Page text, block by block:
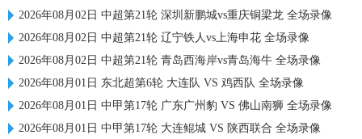
2026年08月02日 中超第21轮 深圳新鹏城vs重庆铜梁龙 全场录像
2026年08月02日 中超第21轮 辽宁铁人vs上海申花 全场录像
2026年08月02日 中超第21轮 青岛西海岸vs青岛海牛 全场录像
2026年08月01日 东北超第6轮 大连队 VS 鸡西队 全场录像
2026年08月01日 中甲第17轮 广东广州豹 VS 佛山南狮 全场录像
2026年08月01日 中甲第17轮 大连鲲城 VS 陕西联合 全场录像